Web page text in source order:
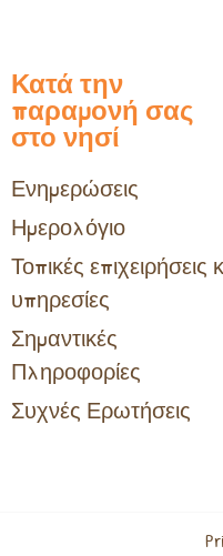
Κατά την
παραμονή σας
στο νησί
Ενημερώσεις
Ημερολόγιο
Τοπικές επιχειρήσεις
υπηρεσίες
Σημαντικές
Πληροφορίες
Συχνές Ερωτήσεις